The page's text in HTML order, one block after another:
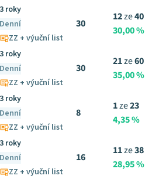
3 roky
Denní
ZZ + výuční list
30
12ze40
30,00 %
3 roky
Denní
ZZ + výuční list
30
21ze60
35,00 %
3 roky
Denní
ZZ + výuční list
8
1ze23
4,35 %
3 roky
Denní
ZZ + výuční list
16
11ze38
28,95 %